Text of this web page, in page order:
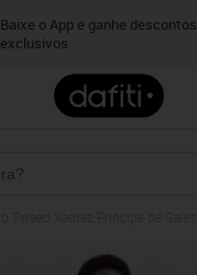
Baixe o App e ganhe descontos
exclusivos